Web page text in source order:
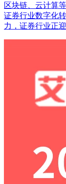
区块链、云计算
证券行业数字化
力，证券行业正